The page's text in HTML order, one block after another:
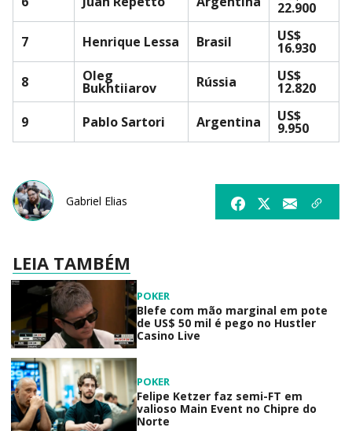
22.900
7
Henrique Lessa Brasil US$
16.930
8
Oleg
Bukhtiiarov Rússia US$
12.820
9
Pablo Sartori Argentina US$
9.950
Gabriel Elias
LEIA TAMBÉM
POKER
Blefe com mão marginal em pote
de US$ 50 mil é pego no Hustler
Casino Live
POKER
Felipe Ketzer faz semi-FT em
valioso Main Event no Chipre do
Norte